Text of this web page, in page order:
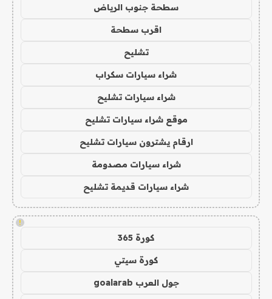
سطحة جنوب الرياض
اقرب سطحة
تشليح
شراء سيارات سكراب
شراء سيارات تشليح
موقع شراء سيارات تشليح
ارقام يشترون سيارات تشليح
شراء سيارات مصدومة
شراء سيارات قديمة تشليح
!
كورة 365
كورة سيتي
جول العرب goalarab